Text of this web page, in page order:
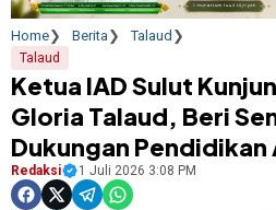
Home Berita Talaud
Talaud
Ketua IAD Sulut
Gloria Talaud, Beri
Dukungan Pendidikan
Redaksi 1 Juli 2026 3:08 PM